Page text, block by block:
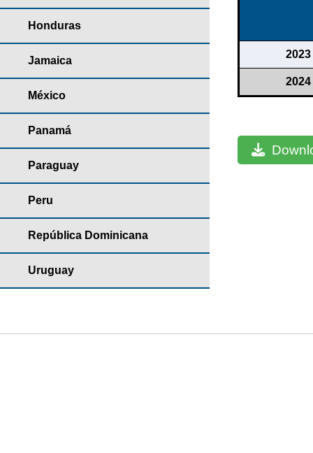
Honduras
Jamaica
México
Panamá
Paraguay
Peru
República Dominicana
Uruguay
2023
2024